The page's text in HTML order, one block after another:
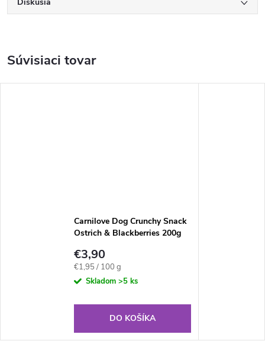
Súvisiaci tovar
Carnilove Dog Crunchy Snack
Ostrich & Blackberries 200g
€3,90
Jednotková
cena:
€1,95 / 100 g
Skladom >5 ks
DO KOŠÍKA